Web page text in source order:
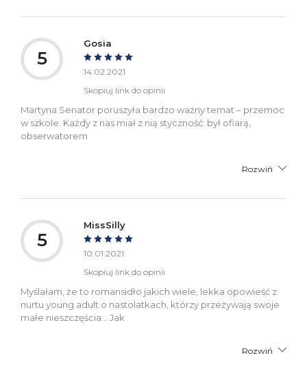
5
Gosia
14.02.2021
Skopiuj link do opinii
Martyna Senator poruszyła bardzo ważny temat – przemoc
w szkole. Każdy z nas miał z nią styczność: był ofiarą,
obserwatorem
Rozwiń
5
MissSilly
10.01.2021
Skopiuj link do opinii
Myślałam, że to romansidło jakich wiele, lekka opowieść z
nurtu young adult o nastolatkach, którzy przeżywają swoje
małe nieszczęścia... Jak
Rozwiń